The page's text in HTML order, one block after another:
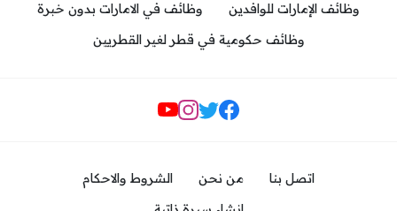
وظائف الإمارات للوافدين
وظائف في الامارات بدون خبرة
وظائف حكومية في قطر لغير القطريين
مواقع التواصل
اتصل بنا من نحن
الشروط والاحكام